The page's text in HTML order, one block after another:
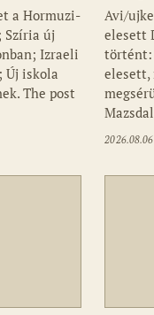
a Hormuzi-
Szíria új
Izraeli
Új iskola
The post
Avi/
elesett
történt:
elesett,